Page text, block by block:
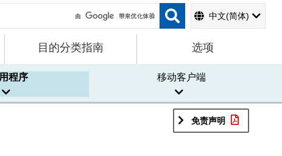
中文(简体)
目的分类指南 选项
程序 移动客户端
免责声明